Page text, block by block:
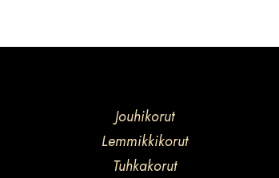
Jouhikorut
Lemmikkikorut
Tuhkakorut